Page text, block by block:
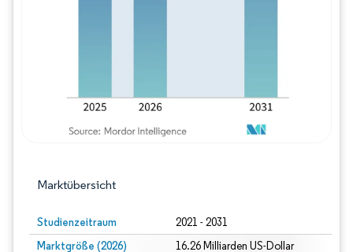
Marktübersicht
Studienzeitraum 2021 - 2031
Marktgröße (2026) 16.26 Milliarden US-Dollar